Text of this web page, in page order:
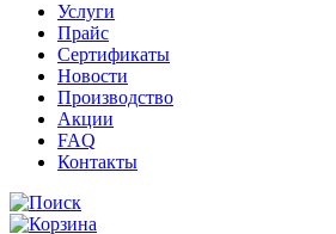
Услуги
Прайс
Сертификаты
Новости
Производство
Акции
FAQ
Контакты